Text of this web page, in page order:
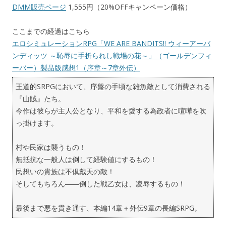
DMM販売ページ 1,555円（20%OFFキャンペーン価格）
ここまでの経過はこちら
エロシミュレーションRPG「WE ARE BANDITS!! ウィーアーバ
ンディッツ ～恥辱に手折られし戦場の花～」（ゴールデンフィ
ーバー）製品版感想1（序章～7章外伝）
王道的SRPGにおいて、序盤の手頃な雑魚敵として消費される
『山賊』たち。
今作は彼らが主人公となり、平和を愛する為政者に喧嘩を吹
っ掛けます。
村や民家は襲うもの！
無抵抗な一般人は倒して経験値にするもの！
民想いの貴族は不倶戴天の敵！
そしてもちろん――倒した戦乙女は、凌辱するもの！
最後まで悪を貫き通す、本編14章＋外伝9章の長編SRPG。